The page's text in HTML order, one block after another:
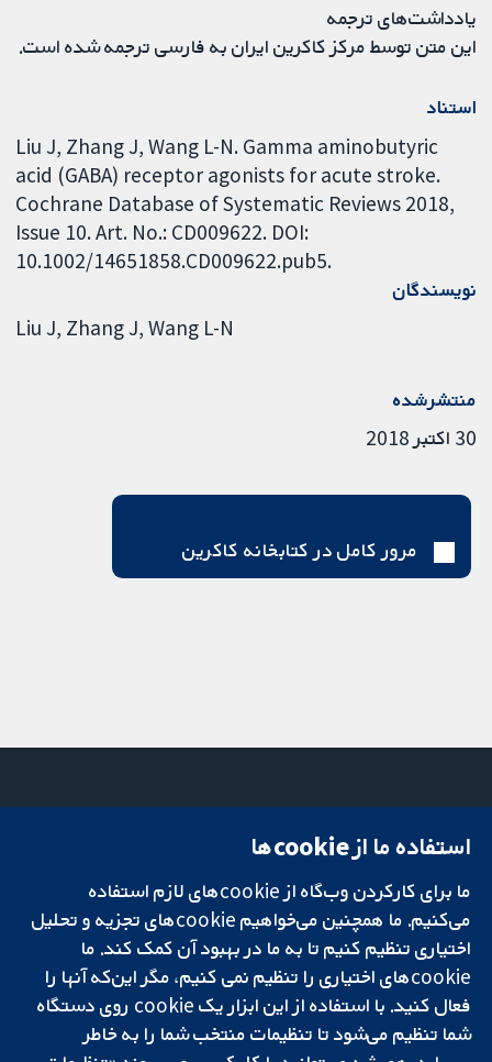
یادداشت‌های ترجمه
این متن توسط مرکز کاکرین ایران به فارسی ترجمه شده است.
استناد
Liu J, Zhang J, Wang L-N. Gamma aminobutyric
acid (GABA) receptor agonists for acute stroke.
Cochrane Database of Systematic Reviews 2018,
Issue 10. Art. No.: CD009622. DOI:
10.1002/14651858.CD009622.pub5.
نویسندگان
Liu J Zhang J Wang L-N
منتشرشده
30 اکتبر 2018
مرور کامل در کتابخانه کاکرین
تحقیقات قابل
اعتماد.
تصمیم‌گیری آگاهانه.
سلامت بهتر.
میدان کاوندیش
لندن
W1G 0AN
بریتانیا
دفتر رسانه‌ای
درباره ما
فرصت‌های
شغلی
Cochrane
Library
استفاده ما از cookie‌ها
ما برای کارکردن وب‌گاه از cookie‌های لازم استفاده
می‌کنیم. ما همچنین می‌خواهیم cookie‌های تجزیه و تحلیل
اختیاری تنظیم کنیم تا به ما در بهبود آن کمک کند. ما
cookie‌های اختیاری را تنظیم نمی کنیم، مگر این‌که آنها را
فعال کنید. با استفاده از این ابزار یک cookie‌ روی دستگاه
شما تنظیم می‌شود تا تنظیمات منتخب شما را به خاطر